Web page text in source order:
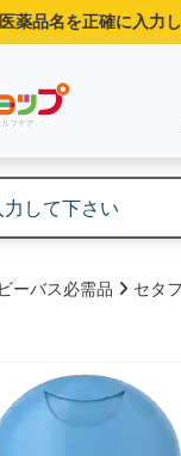
品名を正確に入力し
ーバス必需品
セタ